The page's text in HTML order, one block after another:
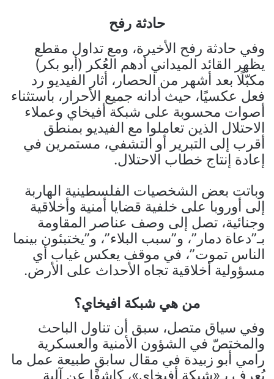
حادثة رفح
وفي حادثة رفح الأخيرة، ومع تداول مقطع
يظهر القائد الميداني أدهم العُكر (أبو بكر)
مكبّلًا بعد أشهر من الحصار، أثار الفيديو رد
فعل عكسيًا، حيث أدانه جميع الأحرار، باستثناء
أصوات محسوبة على شبكة أفيخاي وعملاء
الاحتلال الذين تعاملوا مع الفيديو بمنطق
أقرب إلى التبرير أو التشفي، مستمرين في
إعادة إنتاج خطاب الاحتلال.
وباتت بعض الشخصيات الفلسطينية الهاربة
إلى أوروبا على خلفية قضايا أمنية وأخلاقية
وجنائية، تصل إلى وصف عناصر المقاومة
بـ”دعاة دمار”، و”سبب البلاء”، و”يختبئون بينما
الناس تموت”، في موقف يعكس غياب أي
مسؤولية أخلاقية تجاه الأحداث على الأرض.
من هي شبكة افيخاي؟
وفي سياق متصل، سبق أن تناول الباحث
والمختصّ في الشؤون الأمنية والعسكرية
رامي أبو زبيدة في مقال سابق طبيعة عمل ما